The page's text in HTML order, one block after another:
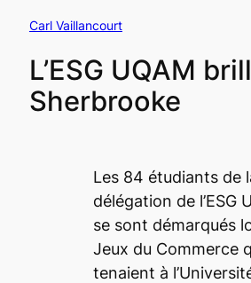
Carl Vaillancourt
L’ESG UQAM
Sherbrooke
Les 84 étudiants de
délégation de l’ESG
se sont démarqués
Jeux du Commerce
tenaient à